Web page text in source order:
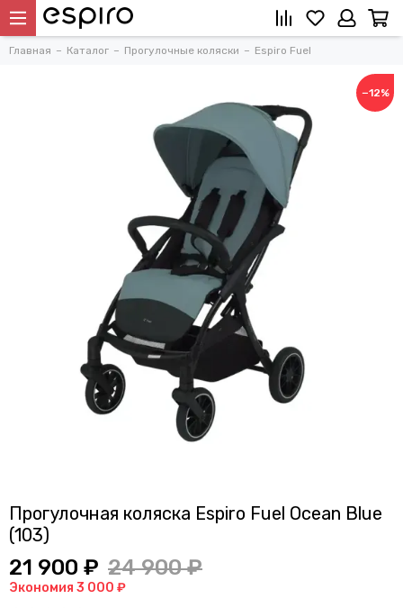
Главная Каталог Прогулочные коляски Espiro Fuel
−12%
Прогулочная коляска Espiro Fuel Ocean Blue
(103)
21 900 ₽ 24 900 ₽
Экономия 3 000 ₽